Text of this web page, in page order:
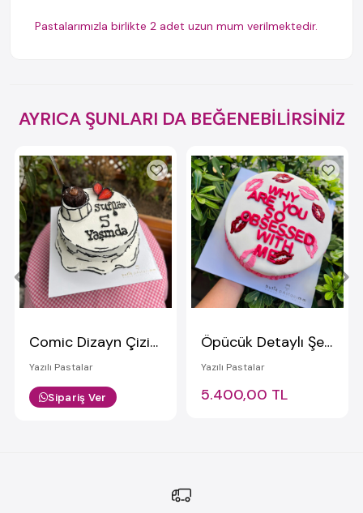
Pastalarımızla birlikte 2 adet uzun mum verilmektedir.
AYRICA ŞUNLARI DA BEĞENEBİLİRSİNİZ
Comic Dizayn Çizimli Pasta
Yazılı Pastalar
Sipariş Ver
Öpücük Detaylı Şeker Hamurlu Yazılı Pasta
Yazılı Pastalar
5.400,00 TL